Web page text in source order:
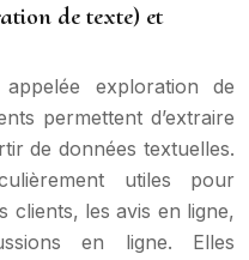
de texte) et
appelée exploration de
permettent d’extraire
de données textuelles.
utiles pour
clients, les avis en ligne,
en ligne. Elles